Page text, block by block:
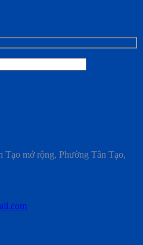
mở rộng, Phường Tân Tạo,